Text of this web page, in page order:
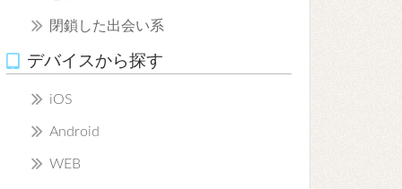
閉鎖した出会い系
デバイスから探す
iOS
Android
WEB